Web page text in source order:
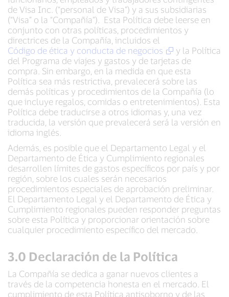
de Visa Inc. (“personal de Visa”) y a sus subsidiarias
(“Visa” o la “Compañía”). Esta Política debe leerse en
conjunto con otras políticas, procedimientos y
directrices de la Compañía, incluidos el
Código de ética y conducta de negocios
y la Política
del Programa de viajes y gastos y de tarjetas de
compra. Sin embargo, en la medida en que esta
Política sea más restrictiva, prevalecerá sobre las
demás políticas y procedimientos de la Compañía (lo
que incluye regalos, comidas o entretenimientos). Esta
Política debe traducirse a otros idiomas y, una vez
traducida, la versión que prevalecerá será la versión en
idioma inglés.
Además, es posible que el Departamento Legal y el
Departamento de Ética y Cumplimiento regionales
desarrollen límites de gastos específicos por país y por
región, sobre los cuales serán necesarios
procedimientos especiales de aprobación preliminar.
El Departamento Legal y el Departamento de Ética y
Cumplimiento regionales pueden responder preguntas
sobre esta Política y proporcionar orientación sobre
cualquier procedimiento específico del mercado.
3.0 Declaración de la Política
La Compañía se dedica a ganar nuevos clientes a
través de la competencia honesta en el mercado. El
cumplimiento de esta Política antisoborno y de las